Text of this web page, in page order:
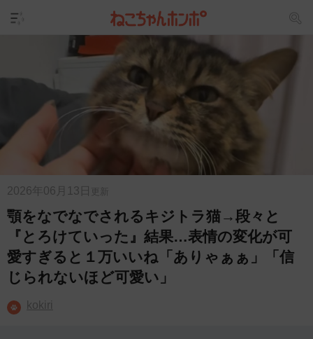
2026年06月13日 更新
顎をなでなでされるキジトラ猫→段々と
『とろけていった』結果…表情の変化が可
愛すぎると１万いいね「ありゃぁぁ」「信
じられないほど可愛い」
kokiri